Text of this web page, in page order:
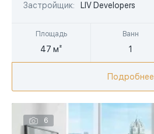
Застройщик:
LIV Developers
Площадь
47 м²
Ванн
1
Подробнее
6